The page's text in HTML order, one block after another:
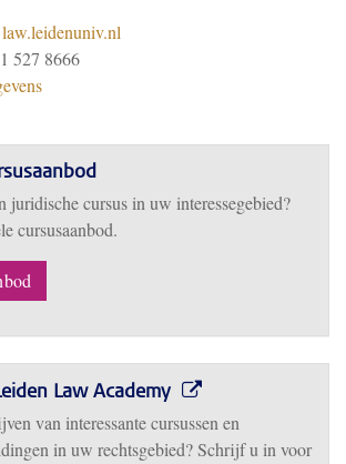
527 8666
juridische cursus in uw interessegebied?
cursusaanbod.
Law Academy
van interessante cursussen en
in uw rechtsgebied? Schrijf u in voor